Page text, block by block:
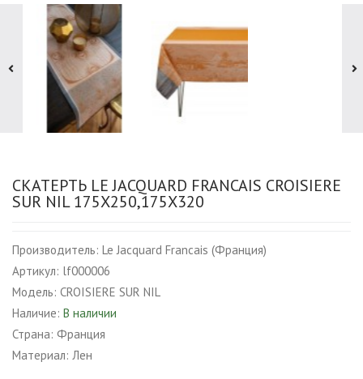
СКАТЕРТЬ LE JACQUARD FRANCAIS CROISIERE
SUR NIL 175Х250,175Х320
Производитель: Le Jacquard Francais (Франция)
Артикул: lf000006
Модель: CROISIERE SUR NIL
Наличие: В наличии
Страна: Франция
Материал: Лен